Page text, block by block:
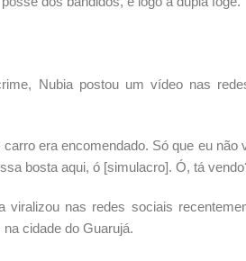
Nubia postou um vídeo nas
carro era encomendado. Só que eu não
bosta aqui, ó [simulacro]. Ó, tá
viralizou nas redes sociais
cidade do Guarujá.